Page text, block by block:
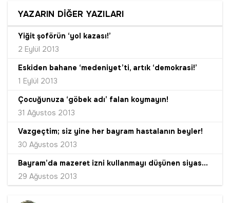
YAZARIN DİĞER YAZILARI
Yiğit şoförün ‘yol kazası!’
2 Eylül 2013
Eskiden bahane ‘medeniyet’ti, artık ‘demokrasi!’
1 Eylül 2013
Çocuğunuza ‘göbek adı’ falan koymayın!
31 Ağustos 2013
Vazgeçtim; siz yine her bayram hastalanın beyler!
30 Ağustos 2013
Bayram’da mazeret izni kullanmayı düşünen siyasetçilere...
29 Ağustos 2013